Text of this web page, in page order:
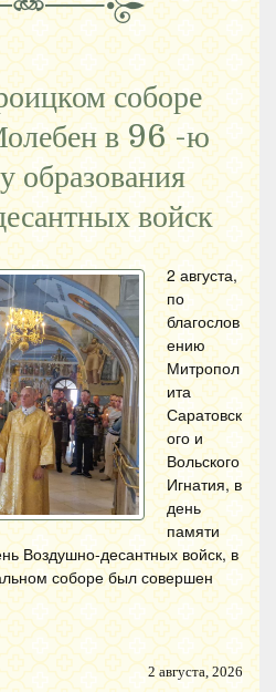
соборе
в 96 -ю
образования
войск
2 августа,
по
благослов
ению
Митропол
ита
Саратовск
ого и
Вольского
Игнатия, в
день
памяти
Воздушно-десантных войск, в
соборе был совершен
2 августа, 2026